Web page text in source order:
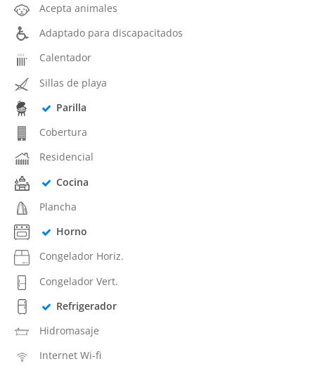
Acepta animales
Adaptado para discapacitados
Calentador
Sillas de playa
Parilla
Cobertura
Residencial
Cocina
Plancha
Horno
Congelador Horiz.
Congelador Vert.
Refrigerador
Hidromasaje
Internet Wi-fi